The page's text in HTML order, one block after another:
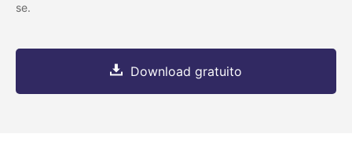
se.
Download gratuito